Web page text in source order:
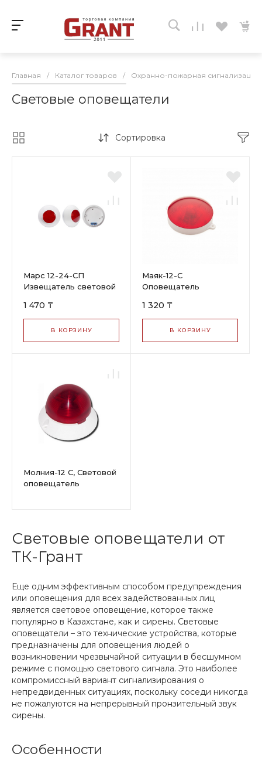
Главная / Каталог товаров / Охранно-пожарная сигнализация
Световые оповещатели
Сортировка
Марс 12-24-СП
Извещатель световой
1 470 ₸
В КОРЗИНУ
Маяк-12-С
Оповещатель
1 320 ₸
В КОРЗИНУ
Молния-12 С, Световой
оповещатель
Световые оповещатели от
ТК-Грант
Еще одним эффективным способом предупреждения
или оповещения для всех задействованных лиц
является световое оповещение, которое также
популярно в Казахстане, как и сирены. Световые
оповещатели – это технические устройства, которые
предназначены для оповещения людей о
возникновении чрезвычайной ситуации в бесшумном
режиме с помощью светового сигнала. Это наиболее
компромиссный вариант сигнализирования о
непредвиденных ситуациях, поскольку соседи никогда
не пожалуются на непрерывный пронзительный звук
сирены.
Особенности